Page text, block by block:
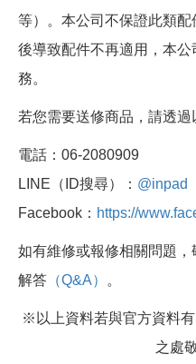
等）。本公司不保證此類
後導致配件不再適用，本
務。
若您需要送修商品，請透過
電話：06-2080909
LINE（ID搜尋）： @inpad
Facebook： https://
如有維修或報修相關問題
解答 （Q&A） 。
※以上資料若與官方資料
之處